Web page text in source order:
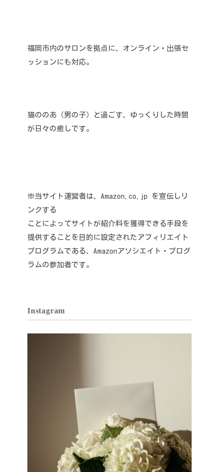
福岡市内のサロンを拠点に、オンライン・出張セ
ッションにも対応。
猫ののあ（男の子）と過ごす、ゆっくりした時間
が日々の癒しです。
※当サイト運営者は、Amazon.co.jp を宣伝しリ
ンクする
ことによってサイトが紹介料を獲得できる手段を
提供することを目的に設定されたアフィリエイト
プログラムである、Amazonアソシエイト・プログ
ラムの参加者です。
Instagram